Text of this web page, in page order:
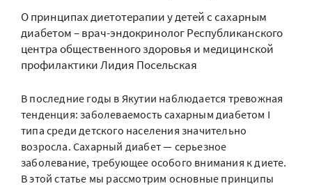
О принципах диетотерапии у детей с сахарным
диабетом – врач-эндокринолог Республиканского
центра общественного здоровья и медицинской
профилактики Лидия Посельская
В последние годы в Якутии наблюдается тревожная
тенденция: заболеваемость сахарным диабетом I
типа среди детского населения значительно
возросла. Сахарный диабет — серьезное
заболевание, требующее особого внимания к диете.
В этой статье мы рассмотрим основные принципы